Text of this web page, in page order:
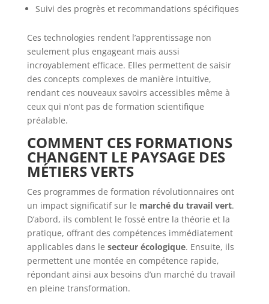
Suivi des progrès et recommandations spécifiques
Ces technologies rendent l’apprentissage non
seulement plus engageant mais aussi
incroyablement efficace. Elles permettent de saisir
des concepts complexes de manière intuitive,
rendant ces nouveaux savoirs accessibles même à
ceux qui n’ont pas de formation scientifique
préalable.
COMMENT CES FORMATIONS
CHANGENT LE PAYSAGE DES
MÉTIERS VERTS
Ces programmes de formation révolutionnaires ont
un impact significatif sur le marché du travail vert.
D’abord, ils comblent le fossé entre la théorie et la
pratique, offrant des compétences immédiatement
applicables dans le secteur écologique. Ensuite, ils
permettent une montée en compétence rapide,
répondant ainsi aux besoins d’un marché du travail
en pleine transformation.